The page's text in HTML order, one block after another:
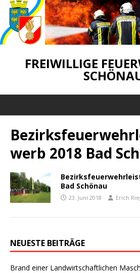
FREIWILLIGE
werb 2018 Bad
Bad Schönau
23. Juni 2018 Erich
NEUESTE BEITRÄGE
Brand einer Landwirtschaftlichen